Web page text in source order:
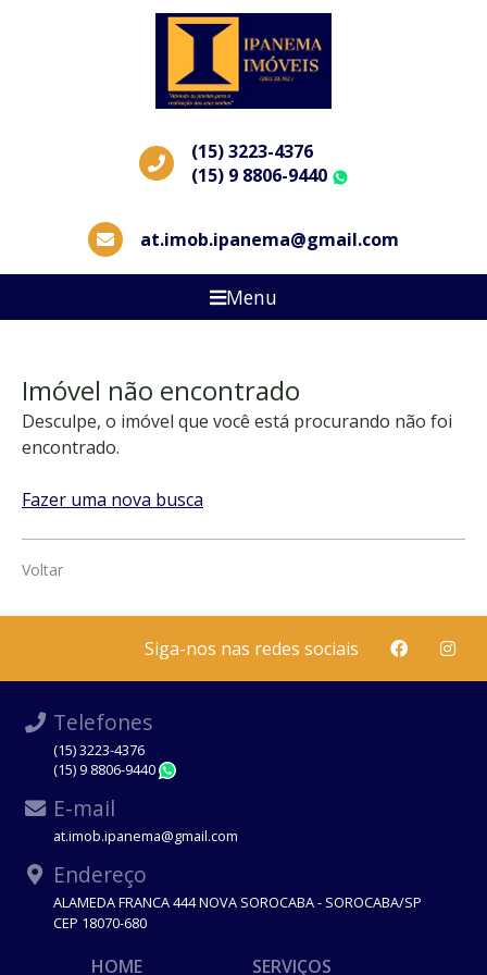
(15) 3223-4376
(15) 9 8806-9440
at.imob.ipanema@gmail.com
Menu
Imóvel não encontrado
Desculpe, o imóvel que você está procurando não foi
encontrado.
Fazer uma nova busca
Voltar
Siga-nos nas redes sociais
Telefones
(15) 3223-4376
(15) 9 8806-9440
E-mail
at.imob.ipanema@gmail.com
Endereço
ALAMEDA FRANCA 444 NOVA SOROCABA - SOROCABA/SP
CEP 18070-680
HOME SERVIÇOS